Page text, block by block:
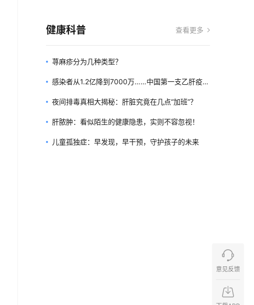
健康科普 查看更多
荨麻疹分为几种类型？
感染者从1.2亿降到7000万……中国第一支乙肝疫苗
是如何诞生的？
夜间排毒真相大揭秘：肝脏究竟在几点“加班”？
肝脓肿：看似陌生的健康隐患，实则不容忽视！
儿童孤独症：早发现，早干预，守护孩子的未来
意见反馈